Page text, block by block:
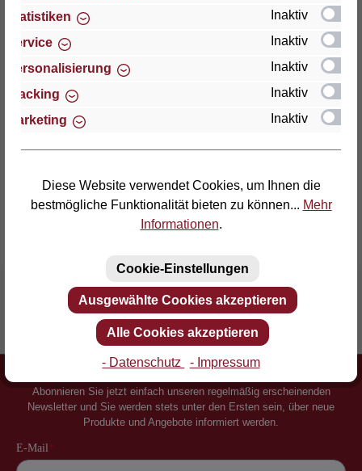
D-27432 Bremervörde
Telefon: (04761) 979-0
E-Mail: info@lattoflex.com
Erfinder des Lattenrostes Mehr als 60 Jahre Erfahrung
Abonnieren Sie jetzt einfach unseren regelmäßig erscheinenden
Newsletter und Sie werden stets unter den Ersten sein, über neue
Produkte und Angebote informiert werden.
Statistiken
Inaktiv
Service
Inaktiv
Personalisierung
Inaktiv
Tracking
Inaktiv
Marketing
Inaktiv
Diese Website verwendet Cookies, um Ihnen die
bestmögliche Funktionalität bieten zu können... Mehr
Informationen.
Cookie-Einstellungen
Ausgewählte Cookies akzeptieren
Alle Cookies akzeptieren
- Datenschutz - Impressum